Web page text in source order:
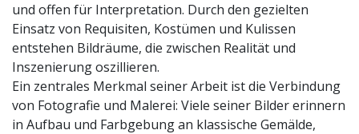
und offen für Interpretation. Durch den gezielten
Einsatz von Requisiten, Kostümen und Kulissen
entstehen Bildräume, die zwischen Realität und
Inszenierung oszillieren.
Ein zentrales Merkmal seiner Arbeit ist die Verbindung
von Fotografie und Malerei: Viele seiner Bilder erinnern
in Aufbau und Farbgebung an klassische Gemälde,